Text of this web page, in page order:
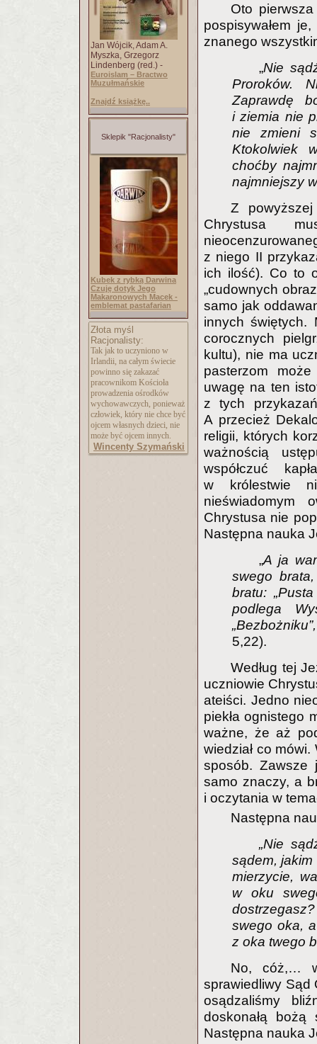
Jan Wójcik, Adam A.
Myszka, Grzegorz
Lindenberg (red.) -
Euroislam – Bractwo
Muzułmańskie
Znajdź książkę..
Sklepik "Racjonalisty"
Kubek z rybką Darwina
Czuję dotyk Jego
Makaronowych Macek -
emblemat pastafarian
Złota myśl
Racjonalisty:
Tak jak to uczyniono w
Irlandii, na całym świecie
powinno się zakazać
pracownikom Kościoła
prowadzenia ośrodków
wychowawczych, ponieważ
człowiek, który nie chce być
ojcem własnych dzieci, nie
może być ojcem innych.
Wincenty Szymański
Oto
pospisywałem
znanego
„Nie
Proroków.
Zaprawdę
i ziemia nie
nie zmieni
Ktokolwiek
choćby
najmniejszy
Z
Chrystusa
z niego II
ich ilość). Co to
„cudownych
samo jak
innych
corocznych
kultu), nie ma
pasterzom
uwagę na ten
z tych
A przecież
religii, których
ważnością
współczuć
w królestwie
nieświadomym
Chrystusa nie
Następna nauka
„A ja
swego
bratu:
podlega
5,22).
Według tej
uczniowie
ateiści. Jedno
piekła ognistego
ważne, że aż
wiedział co
sposób. Zawsze
samo znaczy, a
i oczytania w
Następna
„Nie
sądem,
mierzycie,
w oku
swego oka,
z oka twego
No, cóż,…
sprawiedliwy Sąd
osądzaliśmy
doskonałą
Następna nauka